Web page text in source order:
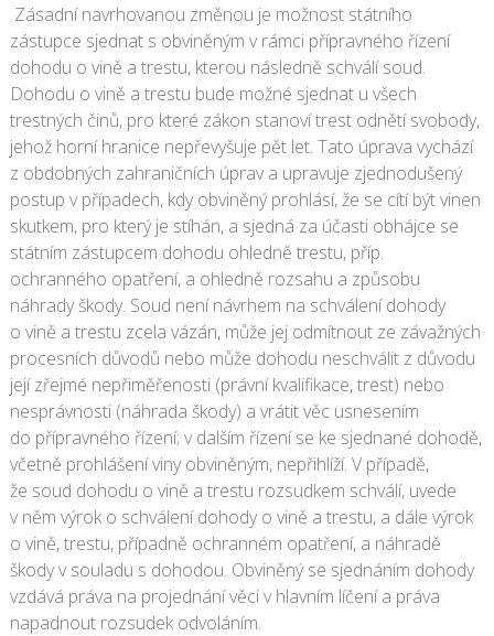
Zásadní navrhovanou změnou je možnost státního
zástupce sjednat s obviněným v rámci přípravného řízení
dohodu o vině a trestu, kterou následně schválí soud.
Dohodu o vině a trestu bude možné sjednat u všech
trestných činů, pro které zákon stanoví trest odnětí svobody,
jehož horní hranice nepřevyšuje pět let. Tato úprava vychází
z obdobných zahraničních úprav a upravuje zjednodušený
postup v případech, kdy obviněný prohlásí, že se cítí být vinen
skutkem, pro který je stíhán, a sjedná za účasti obhájce se
státním zástupcem dohodu ohledně trestu, příp.
ochranného opatření, a ohledně rozsahu a způsobu
náhrady škody. Soud není návrhem na schválení dohody
o vině a trestu zcela vázán, může jej odmítnout ze závažných
procesních důvodů nebo může dohodu neschválit z důvodu
její zřejmé nepřiměřenosti (právní kvalifikace, trest) nebo
nesprávnosti (náhrada škody) a vrátit věc usnesením
do přípravného řízení; v dalším řízení se ke sjednané dohodě,
včetně prohlášení viny obviněným, nepřihlíží. V případě,
že soud dohodu o vině a trestu rozsudkem schválí, uvede
v něm výrok o schválení dohody o vině a trestu, a dále výrok
o vině, trestu, případně ochranném opatření, a náhradě
škody v souladu s dohodou. Obviněný se sjednáním dohody
vzdává práva na projednání věci v hlavním líčení a práva
napadnout rozsudek odvoláním.